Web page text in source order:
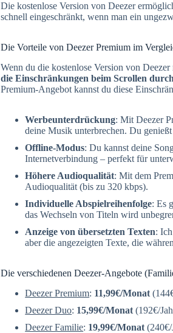
Die kostenlose Version von Deezer
schnell eingeschränkt, wenn man ein
Die Vorteile von Deezer Premium im
Wenn du die kostenlose Version von
die Einschränkungen beim Scrollen
Premium-Angebot kannst du diese
Werbeunterdrückung: Mit Deezer
deine Musik unterbrechen. Du
Offline-Modus: Du kannst deine
Internetverbindung – perfekt für
Höhere Audioqualität: Mit dem
Audioqualität (bis zu 320 kbps).
Individuelle Abspielreihenfolge: Es
das Wechseln von Titeln wird
Anzeige von übersetzten Texten:
aber die angezeigten Texte, die
Die verschiedenen Deezer-Angebote
Deezer Premium: 11,99€/Monat
Deezer Duo: 15,99€/Monat (192€/
Deezer Familie: 19,99€/Monat